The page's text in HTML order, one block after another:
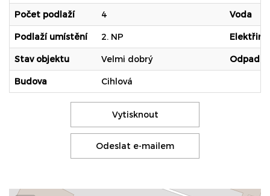
Počet podlaží 4 Voda
Podlaží umístění 2. NP Elektřina
Stav objektu Velmi dobrý Odpad
Budova Cihlová
Vytisknout
Odeslat e-mailem